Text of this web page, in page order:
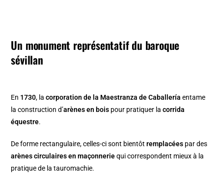
Un monument représentatif du baroque
sévillan
En 1730, lacorporation de la Maestranza de Caballería entame
la construction d’arènes en bois pour pratiquer lacorrida
équestre.
De forme rectangulaire, celles-ci sont bientôtremplacées par des
arènes circulaires en maçonneriequi correspondent mieux à la
pratique de la tauromachie.